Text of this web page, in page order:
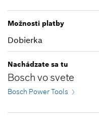
Možnosti platby
Dobierka
Nachádzate sa tu
Bosch vo svete
Bosch Power Tools